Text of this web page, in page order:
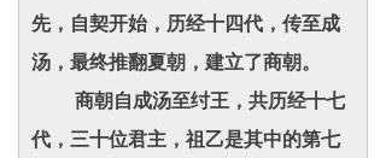
先，自契开始，历经十四代，传至成
汤，最终推翻夏朝，建立了商朝。
商朝自成汤至纣王，共历经十七
代，三十位君主，祖乙是其中的第七